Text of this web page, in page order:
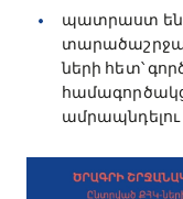
պատրաստ են
ների հետ՝